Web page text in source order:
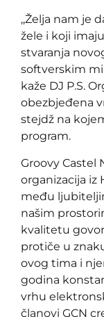
,,Želja nam je
žele i koji
stvaranja
softverskim
kaže DJ P.S.
obezbjeđena
stejdž na
program.
Groovy Castel
organizacija iz
među
našim
kvalitetu
protiče u
ovog tima i
godina
vrhu
članovi GCN